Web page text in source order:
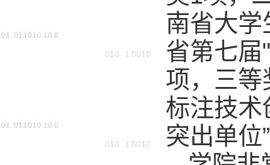
南省大
省第七届
项，三等
标注技术
突出单位